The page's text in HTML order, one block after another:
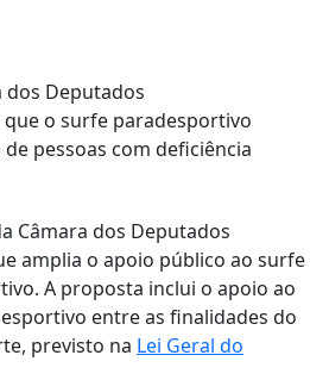
dos Deputados
o surfe paradesportivo
pessoas com deficiência
Câmara dos Deputados
amplia o apoio público ao surfe
A proposta inclui o apoio ao
entre as finalidades do
previsto na Lei Geral do